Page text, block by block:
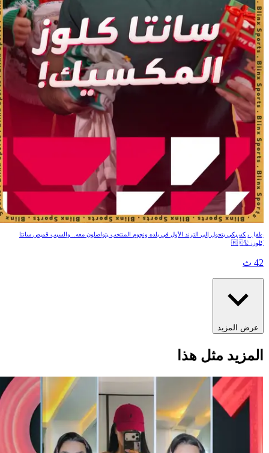
سانتا كلوز المكسيك!
طفل مكسيكي يتحول إلى الترند الأول في بلده ونجوم المنتخب يتواصلون معه.. والسبب قميص سانتا
كلوز! 🎅🇲🇽
42 ث
عرض المزيد
المزيد مثل هذا